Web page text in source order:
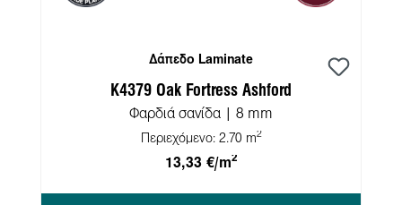
Δάπεδο Laminate
K4379 Oak Fortress Ashford
Φαρδιά σανίδα | 8 mm
Περιεχόμενο: 2.70 m2
13,33 €/m2